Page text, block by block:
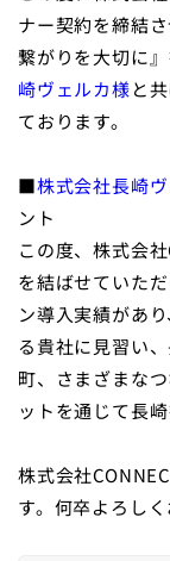
ナー契約を締結
繋がりを大切に
崎ヴェルカ様と
ております。
■株式会社長崎
ント
この度、株式会
を結ばせていた
ン導入実績があ
る貴社に見習い
町、さまざまな
ットを通じて長
株式会社
す。何卒よろし